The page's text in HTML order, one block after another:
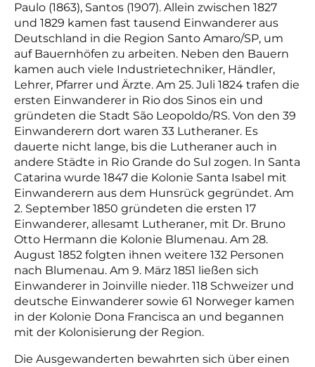
Paulo (1863), Santos (1907). Allein zwischen 1827
und 1829 kamen fast tausend Einwanderer aus
Deutschland in die Region Santo Amaro/SP, um
auf Bauernhöfen zu arbeiten. Neben den Bauern
kamen auch viele Industrietechniker, Händler,
Lehrer, Pfarrer und Ärzte. Am 25. Juli 1824 trafen die
ersten Einwanderer in Rio dos Sinos ein und
gründeten die Stadt São Leopoldo/RS. Von den 39
Einwanderern dort waren 33 Lutheraner. Es
dauerte nicht lange, bis die Lutheraner auch in
andere Städte in Rio Grande do Sul zogen. In Santa
Catarina wurde 1847 die Kolonie Santa Isabel mit
Einwanderern aus dem Hunsrück gegründet. Am
2. September 1850 gründeten die ersten 17
Einwanderer, allesamt Lutheraner, mit Dr. Bruno
Otto Hermann die Kolonie Blumenau. Am 28.
August 1852 folgten ihnen weitere 132 Personen
nach Blumenau. Am 9. März 1851 ließen sich
Einwanderer in Joinville nieder. 118 Schweizer und
deutsche Einwanderer sowie 61 Norweger kamen
in der Kolonie Dona Francisca an und begannen
mit der Kolonisierung der Region.
Die Ausgewanderten bewahrten sich über einen